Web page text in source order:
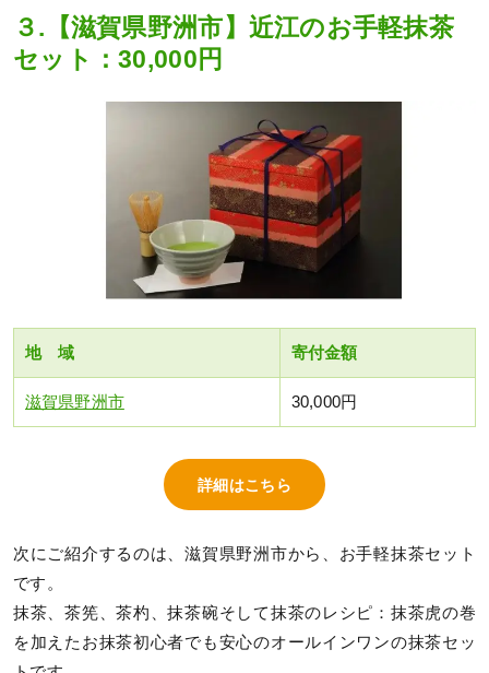
３.【滋賀県野洲市】近江のお手軽抹茶
セット：30,000円
地 域 寄付金額
滋賀県野洲市 30,000円
詳細はこちら
次にご紹介するのは、滋賀県野洲市から、お手軽抹茶セット
です。
抹茶、茶筅、茶杓、抹茶碗そして抹茶のレシピ：抹茶虎の巻
を加えたお抹茶初心者でも安心のオールインワンの抹茶セッ